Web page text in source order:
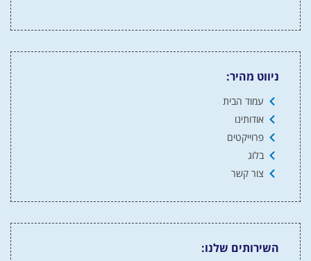
ניווט מהיר:
עמוד הבית
אודותינו
פרוייקטים
בלוג
צור קשר
השירותים שלנו: